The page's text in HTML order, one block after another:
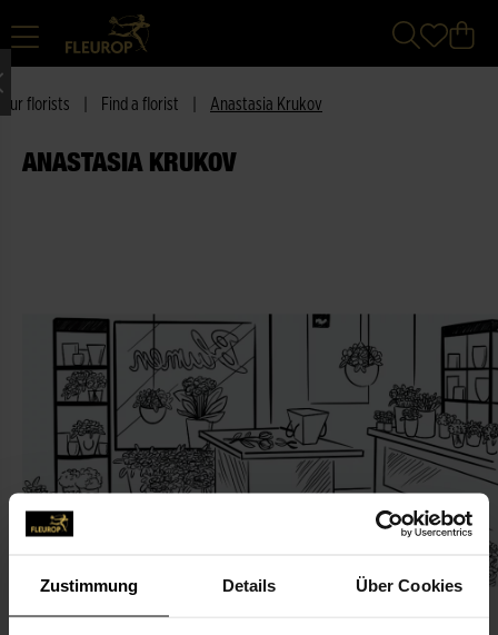
Zustimmung Details Über Cookies
Our florists Find a florist Anastasia Krukov
ANASTASIA KRUKOV